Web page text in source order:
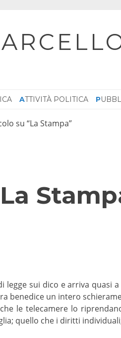
ATTIVITÀ POLITICA
su “La Stampa”
legge sui dico e arriva
benedice un intero
le telecamere lo
quello che i diritti